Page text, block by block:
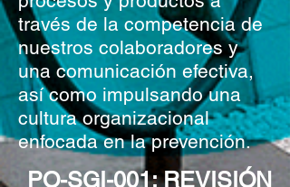
través de la competencia de
nuestros colaboradores y
una comunicación efectiva,
así como impulsando una
cultura organizacional
enfocada en la prevención.
PO-SGI-001; REVISIÓN